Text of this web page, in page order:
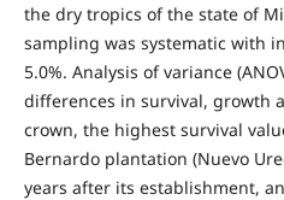
the dry tropics of the state of
sampling was systematic with
5.0%. Analysis of variance
differences in survival, growth
crown, the highest survival
Bernardo plantation (Nuevo
years after its establishment,